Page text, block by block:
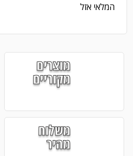
המלאי אזל
מוצרים
מקוריים
משלוח
מהיר